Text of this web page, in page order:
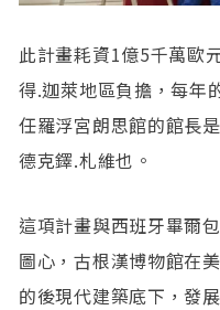
此計畫耗資1億5千萬歐
得.迦萊地區負擔，每年
任羅浮宮朗思館的館長
德克鐸.札維也。
這項計畫與西班牙畢爾
圖心，古根漢博物館在
的後現代建築底下，發